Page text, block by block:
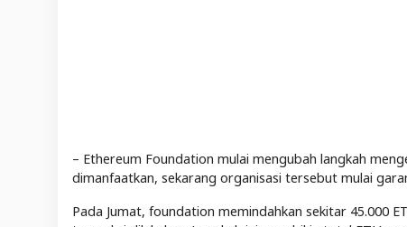
– Ethereum Foundation mulai mengubah langkah
dimanfaatkan, sekarang organisasi tersebut mulai
Pada Jumat, foundation memindahkan sekitar 45.000